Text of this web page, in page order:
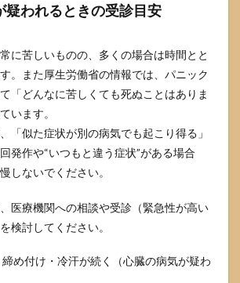
疑われるときの受診目安
に苦しいものの、多くの場合は時間とと
。また厚生労働省の情報では、パニック
「どんなに苦しくても死ぬことはありま
います。
「似た症状が別の病気でも起こり得る」
発作や“いつもと違う症状”がある場合
しないでください。
医療機関への相談や受診（緊急性が高い
検討してください。
め付け・冷汗が続く（心臓の病気が疑わ